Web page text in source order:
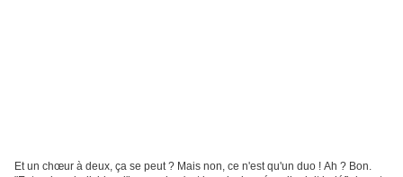
Et un chœur à deux, ça se peut ? Mais non, ce n'est qu'un duo ! Ah ? Bon.